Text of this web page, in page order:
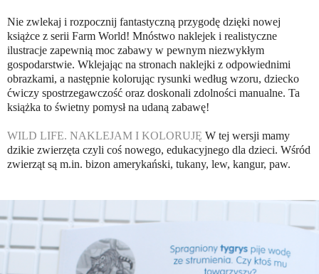
Nie zwlekaj i rozpocznij fantastyczną przygodę dzięki nowej
książce z serii Farm World! Mnóstwo naklejek i realistyczne
ilustracje zapewnią moc zabawy w pewnym niezwykłym
gospodarstwie. Wklejając na stronach naklejki z odpowiednimi
obrazkami, a następnie kolorując rysunki według wzoru, dziecko
ćwiczy spostrzegawczość oraz doskonali zdolności manualne. Ta
książka to świetny pomysł na udaną zabawę!
WILD LIFE. NAKLEJAM I KOLORUJĘ W tej wersji mamy
dzikie zwierzęta czyli coś nowego, edukacyjnego dla dzieci. Wśród
zwierząt są m.in. bizon amerykański, tukany, lew, kangur, paw.